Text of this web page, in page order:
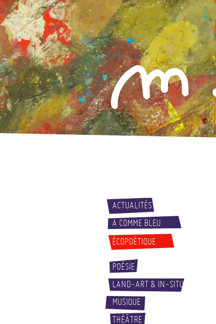
ACTUALITÉS
A COMME BLEU
ÉCOPOÉTIQUE
POÉSIE
LAND-ART & IN-SITU
MUSIQUE
THÉÂTRE